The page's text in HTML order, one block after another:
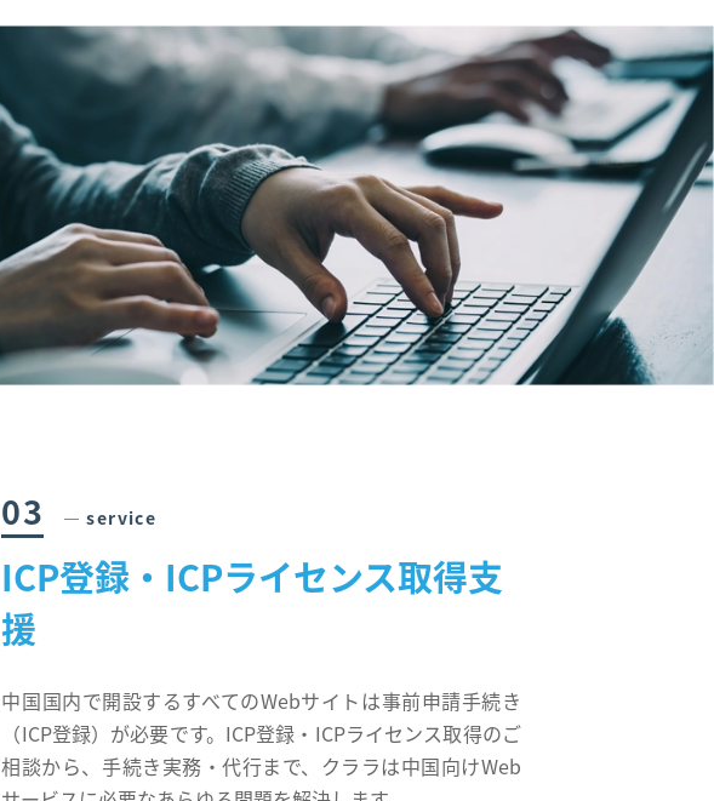
03 ― service
ICP登録・ICPライセンス取得支
援
中国国内で開設するすべてのWebサイトは事前申請手続き
（ICP登録）が必要です。ICP登録・ICPライセンス取得のご
相談から、手続き実務・代行まで、クララは中国向けWeb